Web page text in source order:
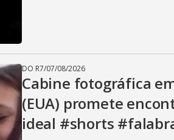
d
eDO R7/07/08/2026
Cabine fotográfica
(EUA) promete
ideal #shorts